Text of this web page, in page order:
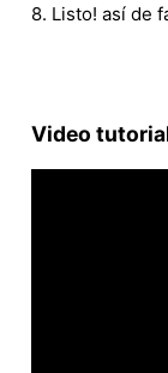
8. Listo! así de
Video